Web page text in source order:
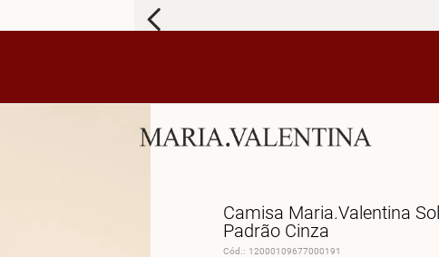
Camisa Maria.Valentina
Padrão Cinza
Cód. : 12000109677000191